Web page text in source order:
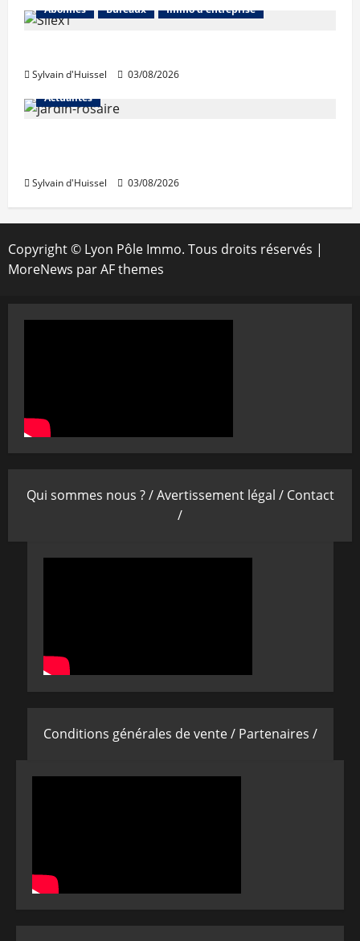
Abonnés
Bureaux Immo d'entreprise
Sylvain d'Huissel
03/08/2026
Actualités
Sylvain d'Huissel 03/08/2026
Copyright © Lyon Pôle Immo. Tous droits réservés |
MoreNews par AF themes
Qui sommes nous ? /Avertissement légal / Contact
/
Conditions générales de vente / Partenaires /